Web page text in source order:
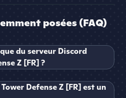
posées (FAQ)
du serveur Discord
Z [FR] ?
Defense Z [FR] est un